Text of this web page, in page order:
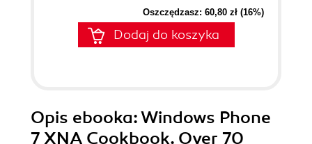
Oszczędzasz: 60,80 zł (16%)
Dodaj do koszyka
Opis ebooka: Windows Phone
7 XNA Cookbook. Over 70